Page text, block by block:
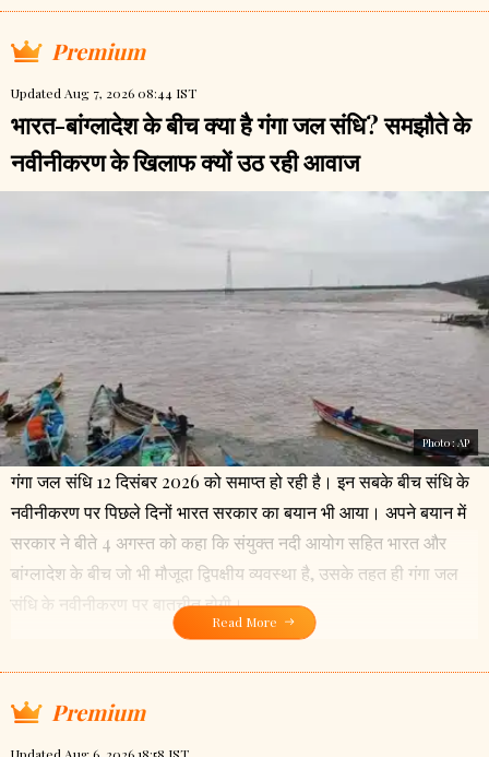
Premium
Updated Aug 7, 2026 08:44 IST
भारत-बांग्लादेश के बीच क्या है गंगा जल संधि? समझौते के
नवीनीकरण के खिलाफ क्यों उठ रही आवाज
Photo :AP
गंगा जल संधि 12 दिसंबर 2026 को समाप्त हो रही है। इन सबके बीच संधि के
नवीनीकरण पर पिछले दिनों भारत सरकार का बयान भी आया। अपने बयान में
सरकार ने बीते 4 अगस्त को कहा कि संयुक्त नदी आयोग सहित भारत और
बांग्लादेश के बीच जो भी मौजूदा द्विपक्षीय व्यवस्था है, उसके तहत ही गंगा जल
संधि के नवीनीकरण पर बातचीत होगी।
Read More
Premium
Updated Aug 6, 2026 18:58 IST